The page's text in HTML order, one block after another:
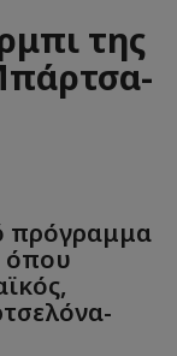
της
πρόγραμμα
όπου